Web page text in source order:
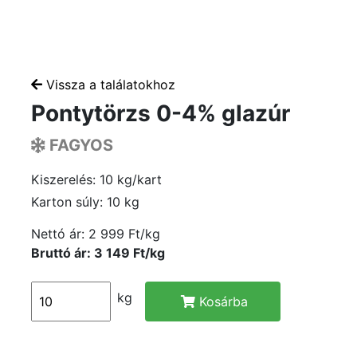
Vissza a találatokhoz
Pontytörzs 0-4% glazúr
FAGYOS
Kiszerelés: 10 kg/kart
Karton súly: 10 kg
Nettó ár: 2 999 Ft/kg
Bruttó ár: 3 149 Ft/kg
kg Kosárba